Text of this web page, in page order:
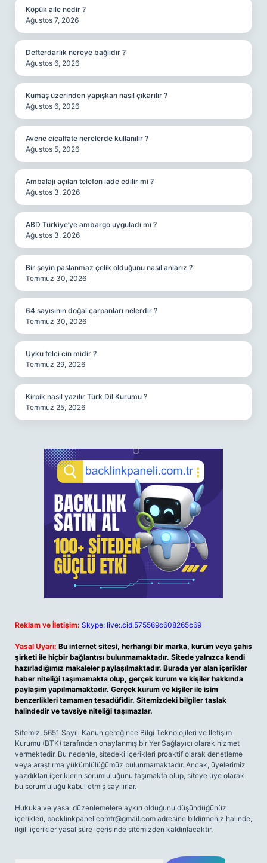
Köpük aile nedir ?
Ağustos 7, 2026
Defterdarlık nereye bağlıdır ?
Ağustos 6, 2026
Kumaş üzerinden yapışkan nasıl çıkarılır ?
Ağustos 6, 2026
Avene cicalfate nerelerde kullanılır ?
Ağustos 5, 2026
Ambalajı açılan telefon iade edilir mi ?
Ağustos 3, 2026
ABD Türkiye’ye ambargo uyguladı mı ?
Ağustos 3, 2026
Bir şeyin paslanmaz çelik olduğunu nasıl anlarız ?
Temmuz 30, 2026
64 sayısının doğal çarpanları nelerdir ?
Temmuz 30, 2026
Uyku felci cin midir ?
Temmuz 29, 2026
Kirpik nasıl yazılır Türk Dil Kurumu ?
Temmuz 25, 2026
Reklam ve İletişim: Skype: live:.cid.575569c608265c69
Yasal Uyarı: Bu internet sitesi, herhangi bir marka, kurum veya şahıs
şirketi ile hiçbir bağlantısı bulunmamaktadır. Sitede yalnızca kendi
hazırladığımız makaleler paylaşılmaktadır. Burada yer alan içerikler
haber niteliği taşımamakta olup, gerçek kurum ve kişiler hakkında
paylaşım yapılmamaktadır. Gerçek kurum ve kişiler ile isim
benzerlikleri tamamen tesadüfidir. Sitemizdeki bilgiler taslak
halindedir ve tavsiye niteliği taşımazlar.
Sitemiz, 5651 Sayılı Kanun gereğince Bilgi Teknolojileri ve İletişim
Kurumu (BTK) tarafından onaylanmış bir Yer Sağlayıcı olarak hizmet
vermektedir. Bu nedenle, sitedeki içerikleri proaktif olarak denetleme
veya araştırma yükümlülüğümüz bulunmamaktadır. Ancak, üyelerimiz
yazdıkları içeriklerin sorumluluğunu taşımakta olup, siteye üye olarak
bu sorumluluğu kabul etmiş sayılırlar.
Hukuka ve yasal düzenlemelere aykırı olduğunu düşündüğünüz
içerikleri, backlinkpanelicomtr@gmail.com adresine bildirmeniz halinde,
ilgili içerikler yasal süre içerisinde sitemizden kaldırılacaktır.